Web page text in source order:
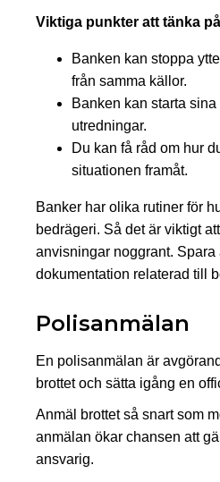
Viktiga punkter att tänka
Banken kan stoppa
från samma källor.
Banken kan starta
utredningar.
Du kan få råd om hur
situationen framåt.
Banker har olika rutiner för
bedrägeri. Så det är viktigt
anvisningar noggrant.
dokumentation relaterad till
Polisanmälan
En polisanmälan är
brottet och sätta igång en
Anmäl brottet så snart som
anmälan ökar chansen att
ansvarig.